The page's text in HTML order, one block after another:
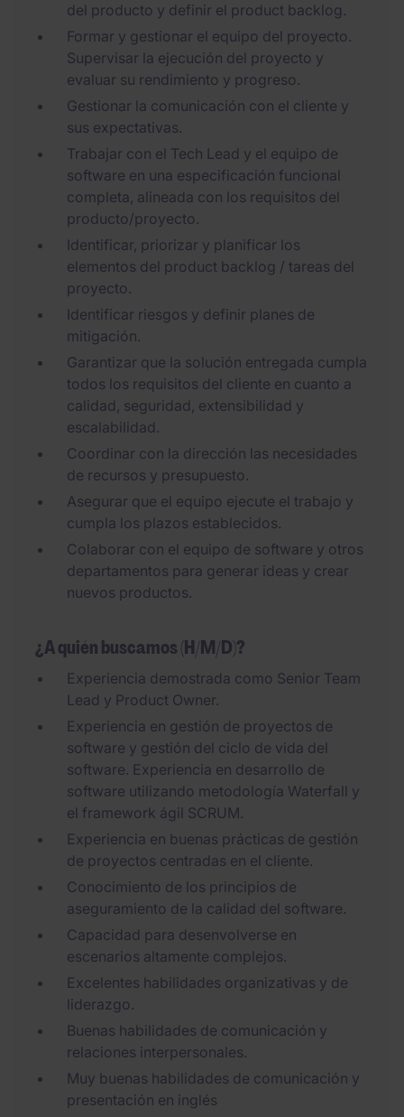
del producto y definir el product backlog.
Formar y gestionar el equipo del proyecto.
Supervisar la ejecución del proyecto y
evaluar su rendimiento y progreso.
Gestionar la comunicación con el cliente y
sus expectativas.
Trabajar con el Tech Lead y el equipo de
software en una especificación funcional
completa, alineada con los requisitos del
producto/proyecto.
Identificar, priorizar y planificar los
elementos del product backlog / tareas del
proyecto.
Identificar riesgos y definir planes de
mitigación.
Garantizar que la solución entregada cumpla
todos los requisitos del cliente en cuanto a
calidad, seguridad, extensibilidad y
escalabilidad.
Coordinar con la dirección las necesidades
de recursos y presupuesto.
Asegurar que el equipo ejecute el trabajo y
cumpla los plazos establecidos.
Colaborar con el equipo de software y otros
departamentos para generar ideas y crear
nuevos productos.
¿A quién buscamos (H/M/D)?
Experiencia demostrada como Senior Team
Lead y Product Owner.
Experiencia en gestión de proyectos de
software y gestión del ciclo de vida del
software. Experiencia en desarrollo de
software utilizando metodología Waterfall y
el framework ágil SCRUM.
Experiencia en buenas prácticas de gestión
de proyectos centradas en el cliente.
Conocimiento de los principios de
aseguramiento de la calidad del software.
Capacidad para desenvolverse en
escenarios altamente complejos.
Excelentes habilidades organizativas y de
liderazgo.
Buenas habilidades de comunicación y
relaciones interpersonales.
Muy buenas habilidades de comunicación y
presentación en inglés